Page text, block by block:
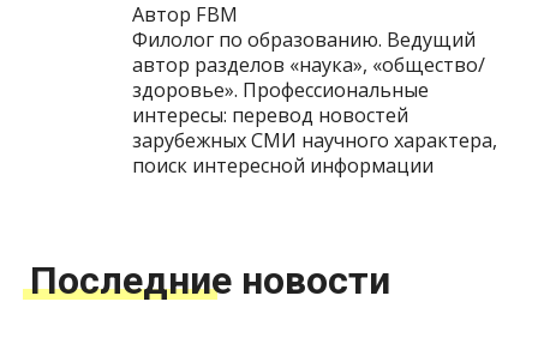
Автор FBM
Филолог по образованию. Ведущий
автор разделов «наука», «общество/
здоровье». Профессиональные
интересы: перевод новостей
зарубежных СМИ научного характера,
поиск интересной информации
Последние новости